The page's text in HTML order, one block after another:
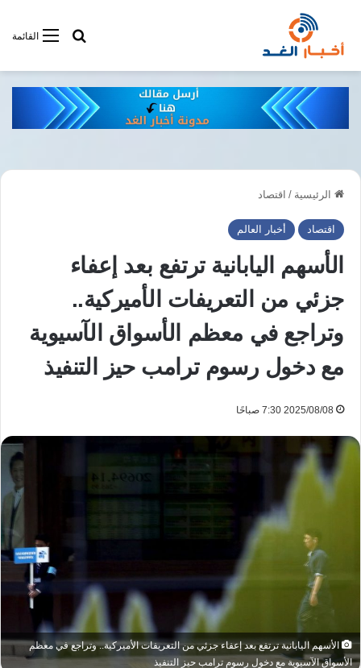
القائمةأبحت فى
الرئيسية / اقتصاد
اقتصاد أخبار العالم
الأسهم اليابانية ترتفع بعد إعفاء
جزئي من التعريفات الأميركية..
وتراجع في معظم الأسواق الآسيوية
مع دخول رسوم ترامب حيز التنفيذ
2025/08/08 7:30 صباحًا
الأسهم اليابانية ترتفع بعد إعفاء جزئي من التعريفات الأميركية.. وتراجع في معظم
الأسواق الآسيوية مع دخول رسوم ترامب حيز التنفيذ